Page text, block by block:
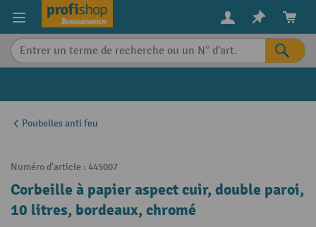
content
Poubelles anti feu
Numéro d'article : 445007
Corbeille à papier aspect cuir, double paroi,
10 litres, bordeaux, chromé